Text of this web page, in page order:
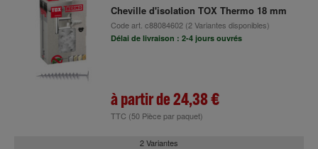
Cheville d'isolation TOX Thermo 18 mm
Code art. c88084602(2 Variantes disponibles)
Délai de livraison : 2-4 jours ouvrés
à partir de24,38 €
TTC (50 Pièce par paquet)
2 Variantes